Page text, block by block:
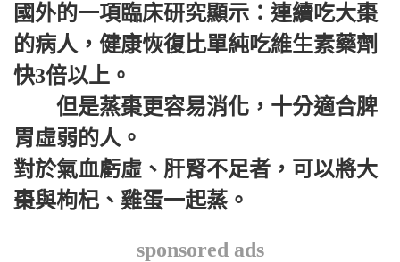
國外的一項臨床研究顯示：連續吃大棗
的病人，健康恢復比單純吃維生素藥劑
快3倍以上。
但是蒸棗更容易消化，十分適合脾
胃虛弱的人。
對於氣血虧虛、肝腎不足者，可以將大
棗與枸杞、雞蛋一起蒸。
sponsored ads